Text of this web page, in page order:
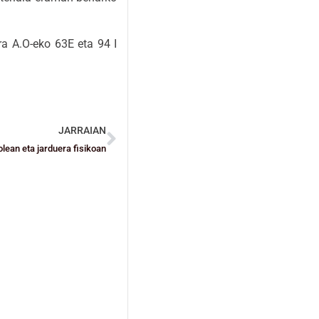
A.O-eko 63E eta 94 I
JARRAIAN
eta jarduera fisikoan